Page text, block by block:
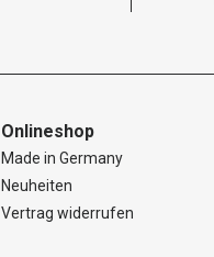
Onlineshop
Made in Germany
Neuheiten
Vertrag widerrufen